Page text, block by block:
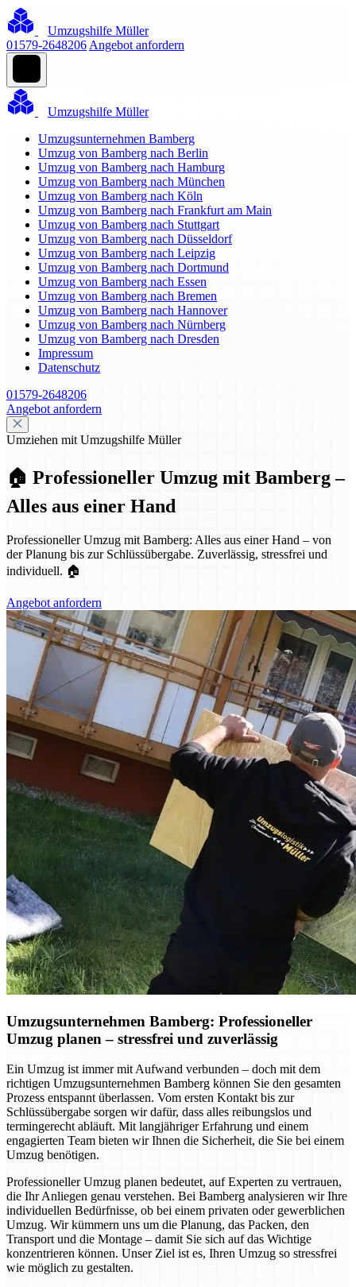
Umzugshilfe Müller
01579-2648206 Angebot anfordern
Umzugshilfe Müller
Umzugsunternehmen Bamberg
Umzug von Bamberg nach Berlin
Umzug von Bamberg nach Hamburg
Umzug von Bamberg nach München
Umzug von Bamberg nach Köln
Umzug von Bamberg nach Frankfurt am Main
Umzug von Bamberg nach Stuttgart
Umzug von Bamberg nach Düsseldorf
Umzug von Bamberg nach Leipzig
Umzug von Bamberg nach Dortmund
Umzug von Bamberg nach Essen
Umzug von Bamberg nach Bremen
Umzug von Bamberg nach Hannover
Umzug von Bamberg nach Nürnberg
Umzug von Bamberg nach Dresden
Impressum
Datenschutz
01579-2648206
Angebot anfordern
Umziehen mit Umzugshilfe Müller
🏠 Professioneller Umzug mit Bamberg –
Alles aus einer Hand
Professioneller Umzug mit Bamberg: Alles aus einer Hand – von
der Planung bis zur Schlüssübergabe. Zuverlässig, stressfrei und
individuell. 🏠
Angebot anfordern
Umzugsunternehmen Bamberg: Professioneller
Umzug planen – stressfrei und zuverlässig
Ein Umzug ist immer mit Aufwand verbunden – doch mit dem
richtigen Umzugsunternehmen Bamberg können Sie den gesamten
Prozess entspannt überlassen. Vom ersten Kontakt bis zur
Schlüssübergabe sorgen wir dafür, dass alles reibungslos und
termingerecht abläuft. Mit langjähriger Erfahrung und einem
engagierten Team bieten wir Ihnen die Sicherheit, die Sie bei einem
Umzug benötigen.
Professioneller Umzug planen bedeutet, auf Experten zu vertrauen,
die Ihr Anliegen genau verstehen. Bei Bamberg analysieren wir Ihre
individuellen Bedürfnisse, ob bei einem privaten oder gewerblichen
Umzug. Wir kümmern uns um die Planung, das Packen, den
Transport und die Montage – damit Sie sich auf das Wichtige
konzentrieren können. Unser Ziel ist es, Ihren Umzug so stressfrei
wie möglich zu gestalten.